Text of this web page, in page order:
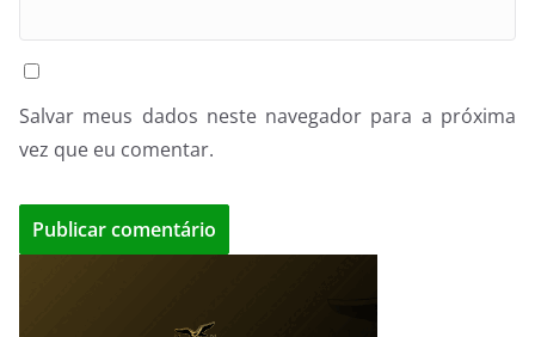
Salvar meus dados neste navegador para a próxima
vez que eu comentar.